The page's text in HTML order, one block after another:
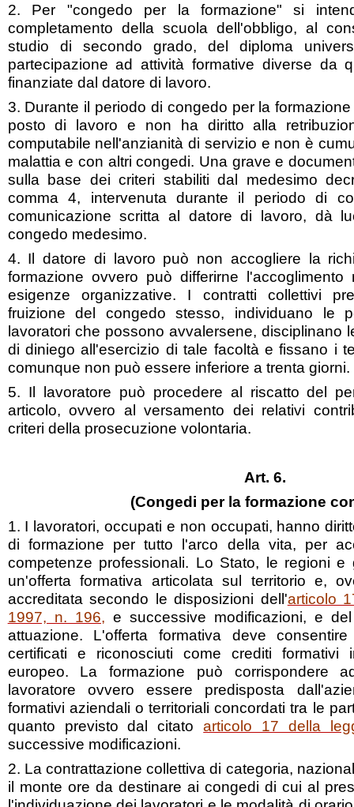
2. Per "congedo per la formazione" si
completamento della scuola dell'obbligo, al
studio di secondo grado, del diploma
partecipazione ad attività formative diverse da
finanziate dal datore di lavoro.
3. Durante il periodo di congedo per la
posto di lavoro e non ha diritto alla
computabile nell'anzianità di servizio e non è
malattia e con altri congedi. Una grave e
sulla base dei criteri stabiliti dal medesimo
comma 4, intervenuta durante il periodo di
comunicazione scritta al datore di lavoro, dà
congedo medesimo.
4. Il datore di lavoro può non accogliere la
formazione ovvero può differirne
esigenze organizzative. I contratti collettivi
fruizione del congedo stesso, individuano le
lavoratori che possono avvalersene, disciplinano
di diniego all'esercizio di tale facoltà e fissano i
comunque non può essere inferiore a trenta giorni.
5. Il lavoratore può procedere al riscatto del
articolo, ovvero al versamento dei relativi
criteri della prosecuzione volontaria.
Art. 6.
(Congedi per la formazione
1. I lavoratori, occupati e non occupati, hanno
di formazione per tutto l'arco della vita, per
competenze professionali. Lo Stato, le regioni
un'offerta formativa articolata sul territorio e,
accreditata secondo le disposizioni dell'articolo
1997, n. 196, e successive modificazioni, e
attuazione. L'offerta formativa deve
certificati e riconosciuti come crediti formativi
europeo. La formazione può corrispondere
lavoratore ovvero essere predisposta
formativi aziendali o territoriali concordati tra le
quanto previsto dal citatoarticolo 17 della
successive modificazioni.
2. La contrattazione collettiva di categoria,
il monte ore da destinare ai congedi di cui al